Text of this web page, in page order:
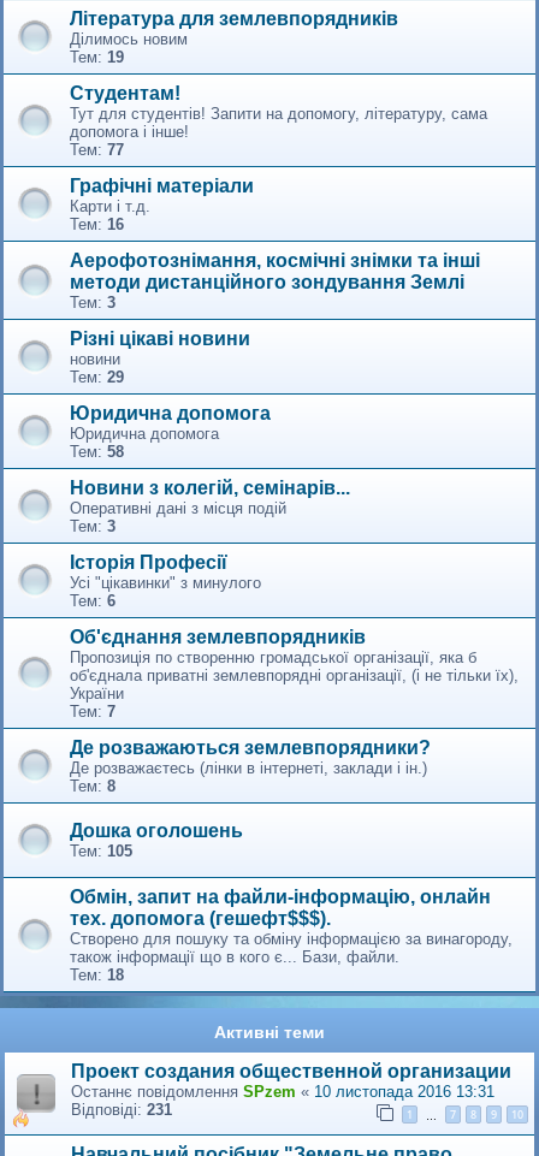
Література для землевпорядників
Ділимось новим
Тем: 19
Студентам!
Тут для студентів! Запити на допомогу, літературу, сама
допомога і інше!
Тем: 77
Графічні матеріали
Карти і т.д.
Тем: 16
Аерофотознімання, космічні знімки та інші
методи дистанційного зондування Землі
Тем: 3
Різні цікаві новини
новини
Тем: 29
Юридична допомога
Юридична допомога
Тем: 58
Новини з колегій, семінарів...
Оперативні дані з місця подій
Тем: 3
Історія Професії
Усі "цікавинки" з минулого
Тем: 6
Об'єднання землевпорядників
Пропозиція по створенню громадської організації, яка б
об'єднала приватні землевпорядні організації, (і не тільки їх),
України
Тем: 7
Де розважаються землевпорядники?
Де розважаєтесь (лінки в інтернеті, заклади і ін.)
Тем: 8
Дошка оголошень
Тем: 105
Обмін, запит на файли-інформацію, онлайн
тех. допомога (гешефт$$$).
Створено для пошуку та обміну інформацією за винагороду,
також інформації що в кого є... Бази, файли.
Тем: 18
Активні теми
Проект создания общественной организации
Останнє повідомлення SPzem « 10 листопада 2016 13:31
Відповіді: 231 1 7 8 9 10